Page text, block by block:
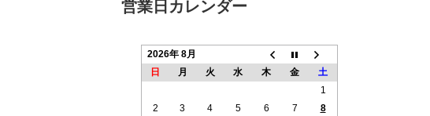
営業日カレンダー
2026年 8月
日
月 火 水 木 金
土
1
2
3 4 5 6 7
8